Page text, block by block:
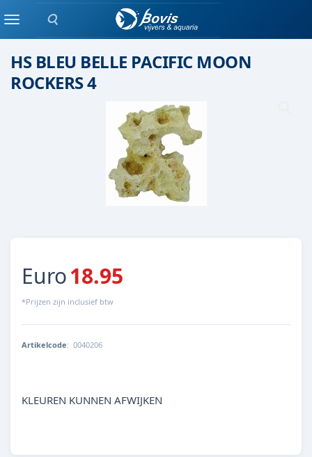
Zoeken
MenuKeramiek/ kunststof
HS BLEU BELLE PACIFIC MOON
ROCKERS 4
Euro18.95
*Prijzen zijn inclusief btw
Artikelcode: 0040206
KLEUREN KUNNEN AFWIJKEN